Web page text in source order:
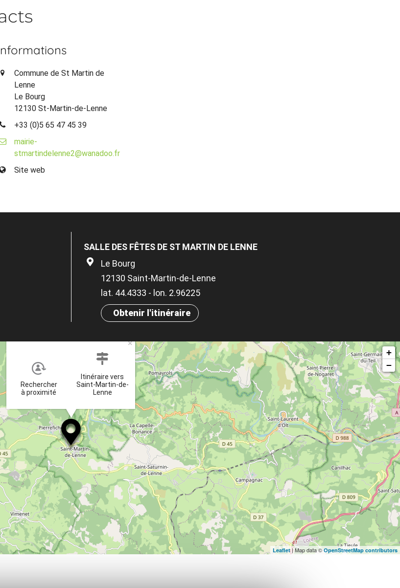
Commune de St Martin de
Lenne
Le Bourg
12130 St-Martin-de-Lenne
+33 (0)5 65 47 45 39
mairie-
stmartindelenne2@wanadoo.fr
Site web
SALLE DES FÊTES DE ST MARTIN DE LENNE
Le Bourg
12130 Saint-Martin-de-Lenne
lat. 44.4333 - lon. 2.96225
Obtenir l'itinéraire
Rechercher
à proximité
Itinéraire vers
Saint-Martin-de-
Lenne
×
+
−
Leaflet| Map data ©OpenStreetMap contributors